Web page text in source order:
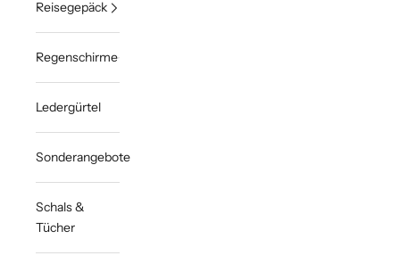
Reisegepäck
Regenschirme
Ledergürtel
Sonderangebote
Schals &
Tücher